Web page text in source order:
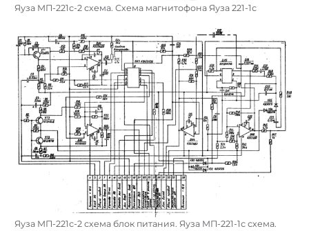
Яуза МП-221с-2 схема. Схема магнитофона Яуза 221-1с
Яуза МП-221с-2 схема блок питания. Яуза МП-221-1с схема.